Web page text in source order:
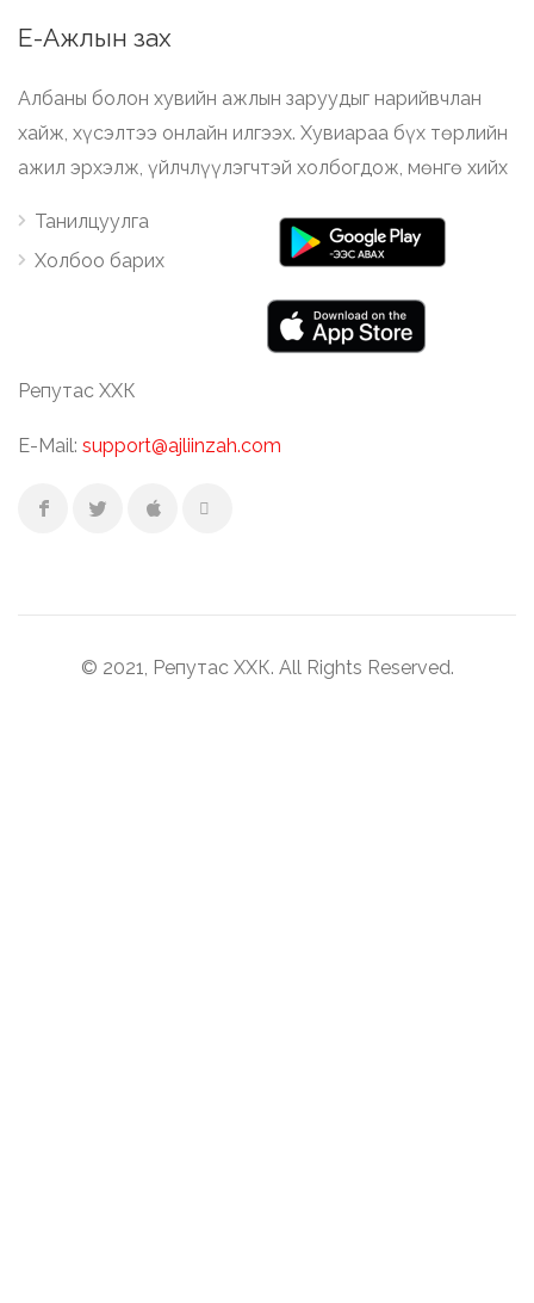
Е-Ажлын зах
Албаны болон хувийн ажлын заруудыг нарийвчлан
хайж, хүсэлтээ онлайн илгээх. Хувиараа бүх төрлийн
ажил эрхэлж, үйлчлүүлэгчтэй холбогдож, мөнгө хийх
Танилцуулга
Холбоо барих
Репутас ХХК
E-Mail: support@ajliinzah.com
© 2021, Репутас ХХК. All Rights Reserved.